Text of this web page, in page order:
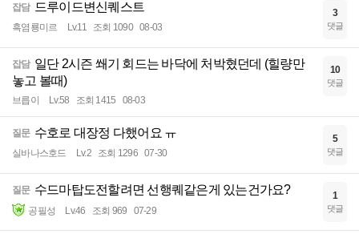
잡담 드루이드변신퀘스트
흑염룡미르 Lv.11 조회 1090 08-03
3
댓글
잡담 일단 2시즌 쐐기 회드는 바닥에 처박혔던데 (힐량만
놓고 볼때)
브릅이 Lv.58 조회 1415 08-03
10
댓글
질문 수호로 대장정 다했어요 ㅠ
실바나스호드 Lv.2 조회 1296 07-30
5
댓글
질문 수드마탑도전할려면 선행퀘같은게 있는건가요?
공필성 Lv.46 조회 969 07-29
1
댓글